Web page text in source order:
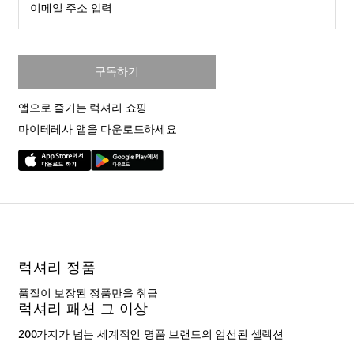
이메일 주소 입력
구독하기
앱으로 즐기는 럭셔리 쇼핑
마이테레사 앱을 다운로드하세요
럭셔리 정품
품질이 보장된 정품만을 취급
럭셔리 패션 그 이상
200가지가 넘는 세계적인 명품 브랜드의 엄선된 셀렉션